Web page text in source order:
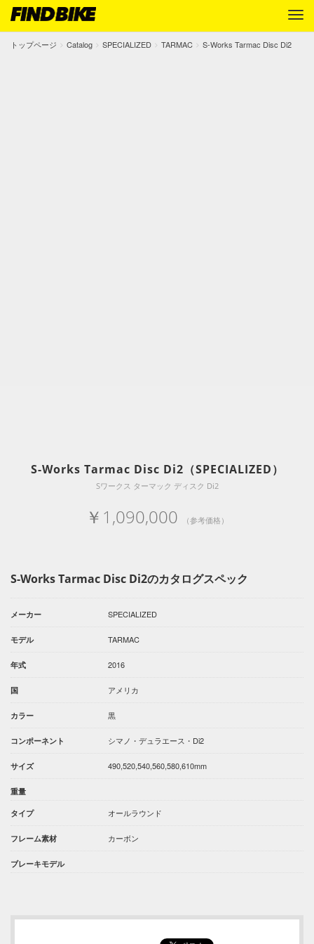
トップページ Catalog SPECIALIZED TARMAC S-Works Tarmac Disc Di2
S-Works Tarmac Disc Di2（SPECIALIZED）
Sワークス ターマック ディスク Di2
￥1,090,000 （参考価格）
S-Works Tarmac Disc Di2のカタログスペック
メーカー SPECIALIZED
モデル TARMAC
年式 2016
国 アメリカ
カラー 黒
コンポーネント シマノ・デュラエース・Di2
サイズ 490,520,540,560,580,610mm
重量
タイプ オールラウンド
フレーム素材 カーボン
ブレーキモデル